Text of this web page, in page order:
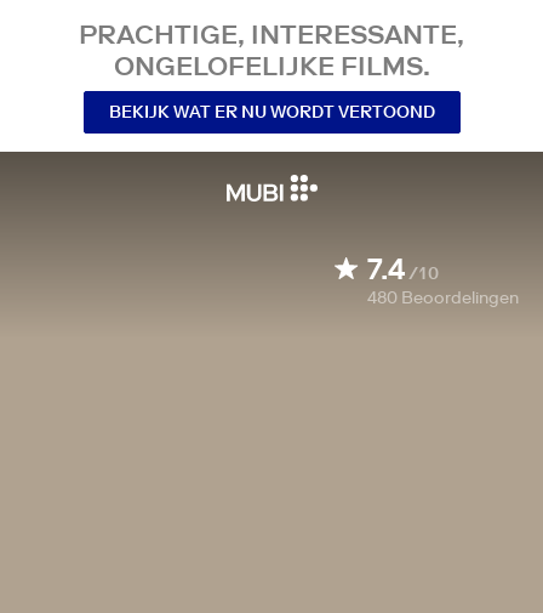
PRACHTIGE, INTERESSANTE,
ONGELOFELIJKE FILMS.
BEKIJK WAT ER NU WORDT VERTOOND
7.4/10
480 Beoordelingen